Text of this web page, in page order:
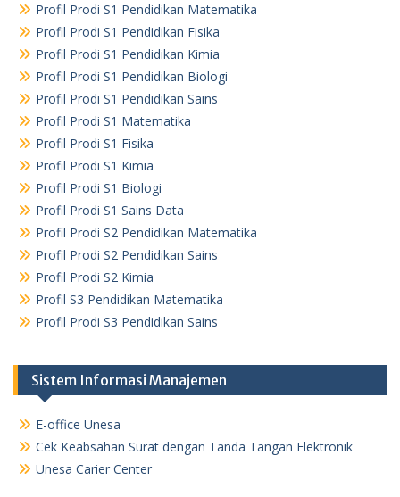
Profil Prodi S1 Pendidikan Matematika
Profil Prodi S1 Pendidikan Fisika
Profil Prodi S1 Pendidikan Kimia
Profil Prodi S1 Pendidikan Biologi
Profil Prodi S1 Pendidikan Sains
Profil Prodi S1 Matematika
Profil Prodi S1 Fisika
Profil Prodi S1 Kimia
Profil Prodi S1 Biologi
Profil Prodi S1 Sains Data
Profil Prodi S2 Pendidikan Matematika
Profil Prodi S2 Pendidikan Sains
Profil Prodi S2 Kimia
Profil S3 Pendidikan Matematika
Profil Prodi S3 Pendidikan Sains
Sistem Informasi Manajemen
E-office Unesa
Cek Keabsahan Surat dengan Tanda Tangan Elektronik
Unesa Carier Center